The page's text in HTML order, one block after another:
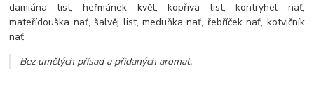
damiána list, heřmánek květ, kopřiva list, kontryhel nať,
mateřídouška nať, šalvěj list, meduňka nať, řebříček nať, kotvičník
nať
Bez umělých přísad a přidaných aromat.